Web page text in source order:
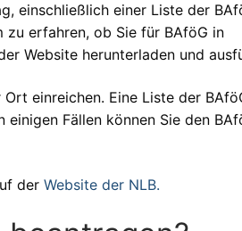
einschließlich einer Liste der
zu erfahren, ob Sie für BAföG in
Website herunterladen und
einreichen. Eine Liste der
einigen Fällen können Sie den
der Website der NLB.